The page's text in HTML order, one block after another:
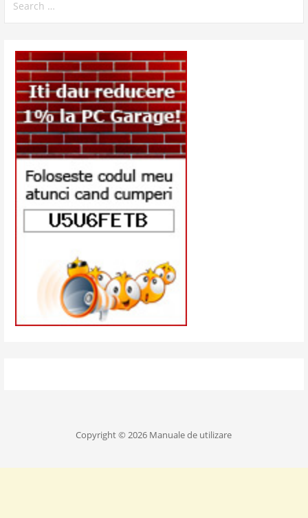
for:
Copyright © 2026 Manuale de utilizare